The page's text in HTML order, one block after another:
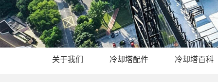
关于我们 冷却塔配件 冷却塔百科